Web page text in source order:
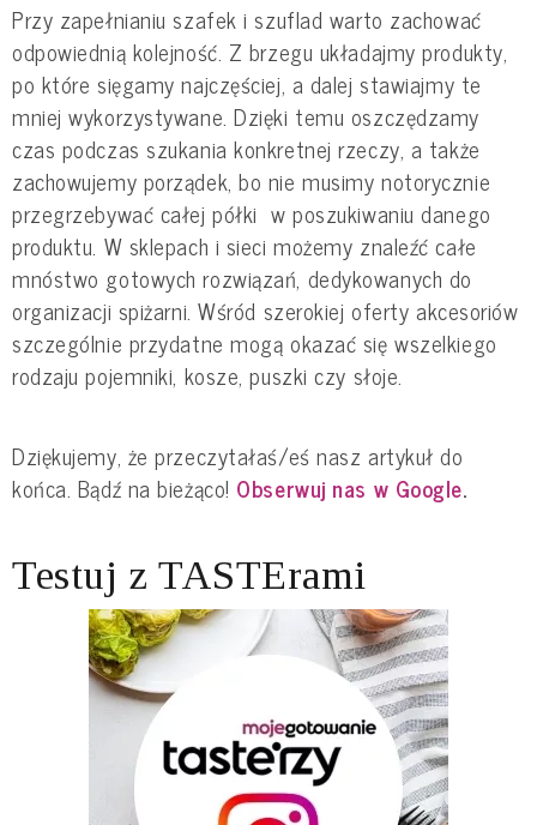
Przy zapełnianiu szafek i szuflad warto zachować
odpowiednią kolejność. Z brzegu układajmy produkty,
po które sięgamy najczęściej, a dalej stawiajmy te
mniej wykorzystywane. Dzięki temu oszczędzamy
czas podczas szukania konkretnej rzeczy, a także
zachowujemy porządek, bo nie musimy notorycznie
przegrzebywać całej półki w poszukiwaniu danego
produktu. W sklepach i sieci możemy znaleźć całe
mnóstwo gotowych rozwiązań, dedykowanych do
organizacji spiżarni. Wśród szerokiej oferty akcesoriów
szczególnie przydatne mogą okazać się wszelkiego
rodzaju pojemniki, kosze, puszki czy słoje.
Dziękujemy, że przeczytałaś/eś nasz artykuł do
końca. Bądź na bieżąco! Obserwuj nas w Google.
Testuj z TASTErami